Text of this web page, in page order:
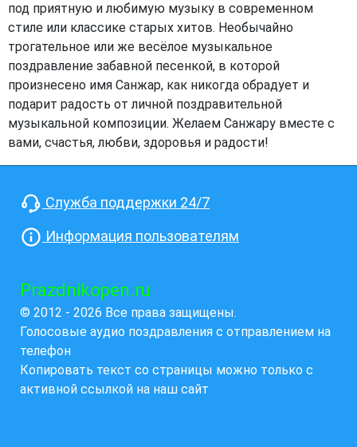
под приятную и любимую музыку в современном
стиле или классике старых хитов. Необычайно
трогательное или же весёлое музыкальное
поздравление забавной песенкой, в которой
произнесено имя Санжар, как никогда обрадует и
подарит радость от личной поздравительной
музыкальной композиции. Желаем Санжару вместе с
вами, счастья, любви, здоровья и радости!
Служба поддержки 24/7
Информация пользователям
Prazdnikopen.ru
© 2012 - 2026 Все права защищены.
Голосовые аудио поздравления с отправлением на
телефон
Копировать текст со страницы можно только с
активной ссылкой на наш сайт